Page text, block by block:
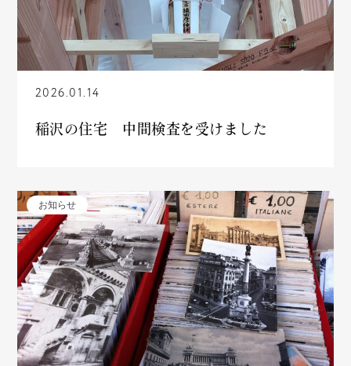
2026.01.14
稲沢の住宅 中間検査を受けました
お知らせ